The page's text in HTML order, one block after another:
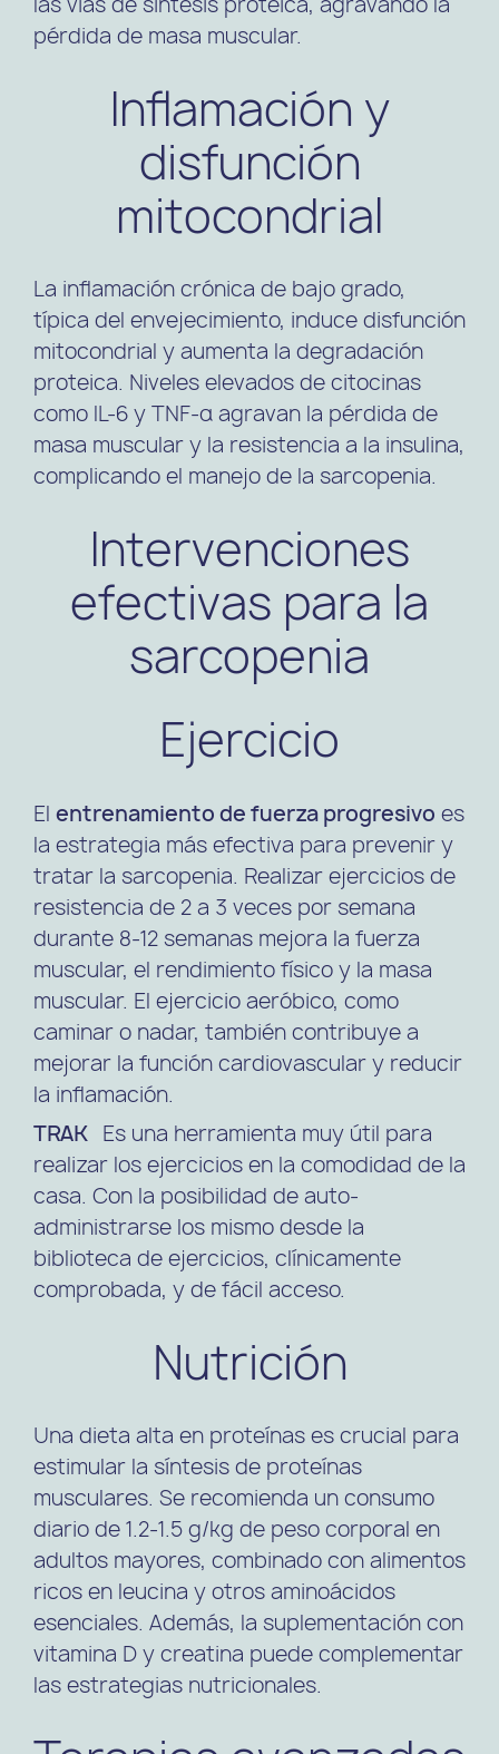
pérdida de masa muscular.
Inflamación y
disfunción
mitocondrial
La inflamación crónica de bajo grado,
típica del envejecimiento, induce disfunción
mitocondrial y aumenta la degradación
proteica. Niveles elevados de citocinas
como IL-6 y TNF-α agravan la pérdida de
masa muscular y la resistencia a la insulina,
complicando el manejo de la sarcopenia.
Intervenciones
efectivas para la
sarcopenia
Ejercicio
El entrenamiento de fuerza progresivo es
la estrategia más efectiva para prevenir y
tratar la sarcopenia. Realizar ejercicios de
resistencia de 2 a 3 veces por semana
durante 8-12 semanas mejora la fuerza
muscular, el rendimiento físico y la masa
muscular. El ejercicio aeróbico, como
caminar o nadar, también contribuye a
mejorar la función cardiovascular y reducir
la inflamación.
TRAK Es una herramienta muy útil para
realizar los ejercicios en la comodidad de la
casa. Con la posibilidad de auto-
administrarse los mismo desde la
biblioteca de ejercicios, clínicamente
comprobada, y de fácil acceso.
Nutrición
Una dieta alta en proteínas es crucial para
estimular la síntesis de proteínas
musculares. Se recomienda un consumo
diario de 1.2-1.5 g/kg de peso corporal en
adultos mayores, combinado con alimentos
ricos en leucina y otros aminoácidos
esenciales. Además, la suplementación con
vitamina D y creatina puede complementar
las estrategias nutricionales.